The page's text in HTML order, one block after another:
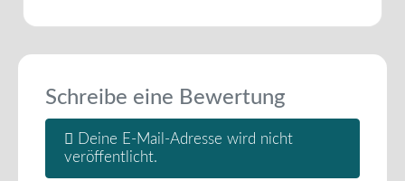
Schreibe eine Bewertung
Deine E-Mail-Adresse wird nicht
veröffentlicht.